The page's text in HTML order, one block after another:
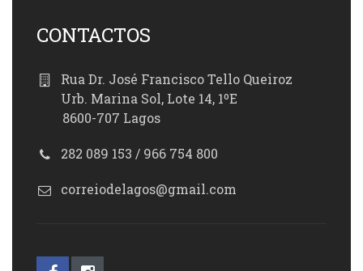
CONTACTOS
Rua Dr. José Francisco Tello Queiroz
Urb. Marina Sol, Lote 14, 1ºE
8600-707 Lagos
282 089 153 / 966 754 800
correiodelagos@gmail.com